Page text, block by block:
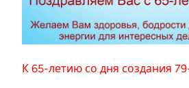
К 65-летию со дня создания